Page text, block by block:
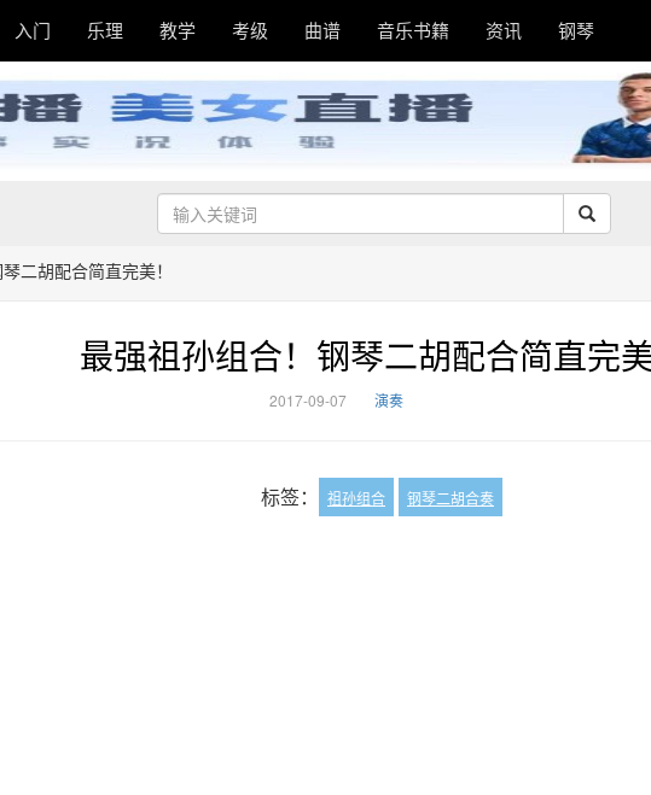
入门 乐理 教学 考级 曲谱 音乐书籍 资讯 钢琴
二胡配合简直完美！
最强祖孙组合！钢琴二胡配合简直完美
2017-09-07 演奏
标签： 祖孙组合 钢琴二胡合奏